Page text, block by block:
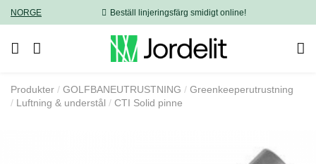
NORGE Beställ linjeringsfärg smidigt online!
Produkter GOLFBANEUTRUSTNING
Greenkeeperutrustning
Luftning & understål
CTI Solid pinne